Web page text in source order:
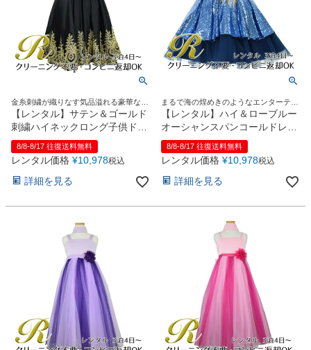
金糸刺繍が織りなす気品溢れる豪華なロ
ングドレス
【レンタル】サテン＆ゴールド
刺繍ハイネックロング子供ドレ
ス(YP134)ブラック
8/8-8/17 往復送料無料
レンタル価格 ¥10,978税込
詳細を見る
まるで海の煌めきのようなエンターテイ
メントドレス
【レンタル】ハイ＆ローブルー
オーシャンスパンコールドレス
(YP193)オーシャンブルー
8/8-8/17 往復送料無料
レンタル価格 ¥10,978税込
詳細を見る